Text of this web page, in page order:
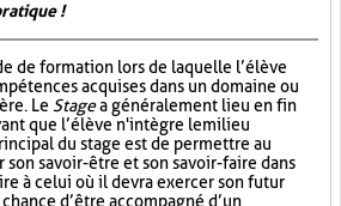
!
de formation lors de laquelle l’élève
acquises dans un domaine ou
Le Stagea généralement lieu en fin
que l’élève n'intègre le milieu
du stage est de permettre au
savoir-être et son savoir-faire dans
à celui où il devra exercer son futur
d’être accompagné d’un